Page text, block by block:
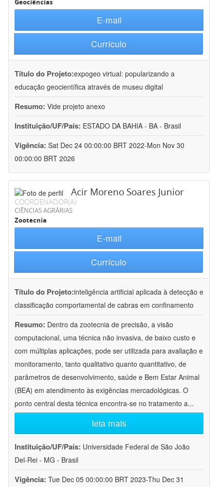
Geociências
E-mail
Currículo
Título do Projeto:expogeo virtual: popularizando a
educação geocientífica através de museu digital
Resumo: Vide projeto anexo
Instituição/UF/País: ESTADO DA BAHIA - BA - Brasil
Vigência: Sat Dec 24 00:00:00 BRT 2022-Mon Nov 30
00:00:00 BRT 2026
Acir Moreno Soares Junior
COORDENADOR(A)
CIÊNCIAS AGRÁRIAS
Zootecnia
E-mail
Currículo
Título do Projeto:inteligência artificial aplicada à detecção e
classificação comportamental de cabras em confinamento
Resumo: Dentro da zootecnia de precisão, a visão
computacional, uma técnica não invasiva, de baixo custo e
com múltiplas aplicações, pode ser utilizada para avaliação e
monitoramento, tanto qualitativo quanto quantitativo, de
parâmetros de desenvolvimento, saúde e Bem Estar Animal
(BEA) em atendimento às exigências mercadológicas. O
ponto central desta técnica encontra-se no tratamento a...
leia mais
Instituição/UF/País: Universidade Federal de São João
Del-Rei - MG - Brasil
Vigência: Tue Dec 05 00:00:00 BRT 2023-Thu Dec 31